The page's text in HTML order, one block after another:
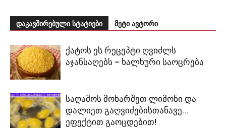
დაკავშირებული სტატიები მეტი ავტორი
ქატოს ეს რეცეპტი ღვიძლს
აჯანსაღებს – ხალხური საოცრება
საღამოს მოხარშეთ ლიმონი და
დალიეთ გაღვიძებისთანავე…
ეფექტით გაოცდებით!